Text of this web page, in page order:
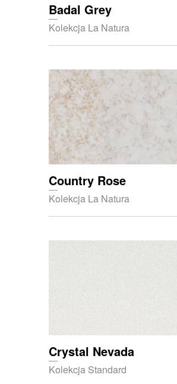
Badal Grey
Kolekcja La Natura
Country Rose
Kolekcja La Natura
Crystal Nevada
Kolekcja Standard